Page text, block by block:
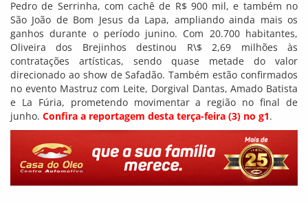
Pedro de Serrinha, com cachê de R$ 900 mil, e também no
São João de Bom Jesus da Lapa, ampliando ainda mais os
ganhos durante o período junino. Com 20.700 habitantes,
Oliveira dos Brejinhos destinou R\$ 2,69 milhões às
contratações artísticas, sendo quase metade do valor
direcionado ao show de Safadão. Também estão confirmados
no evento Mastruz com Leite, Dorgival Dantas, Amado Batista
e La Fúria, prometendo movimentar a região no final de
junho. Confira a reportagem desta terça-feira (3) no g1.